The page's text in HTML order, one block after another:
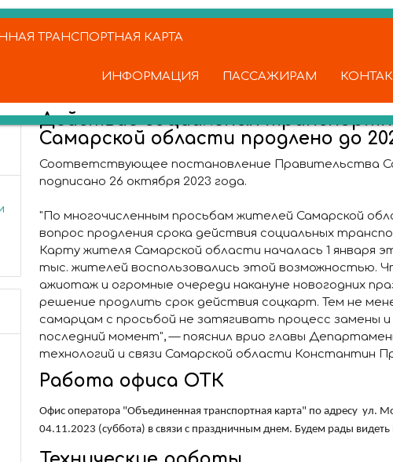
ТРАНСПОРТНАЯ КАРТА
ИНФОРМАЦИЯ ПАССАЖИРАМ
Действие социальных
Самарской области продлено до
Соответствующее постановление Правительства
подписано 26 октября 2023 года.
"По многочисленным просьбам жителей Самарской
вопрос продления срока действия социальных
Карту жителя Самарской области началась 1 января
тыс. жителей воспользовались этой возможностью.
ажиотаж и огромные очереди накануне новогодних
решение продлить срок действия соцкарт. Тем не
самарцам с просьбой не затягивать процесс замены
последний момент", — пояснил врио главы
технологий и связи Самарской области Константин
Работа офиса ОТК
Офис оператора "Объединенная транспортная карта" по адресу ул.
04.11.2023 (суббота) в связи с праздничным днем. Будем рады